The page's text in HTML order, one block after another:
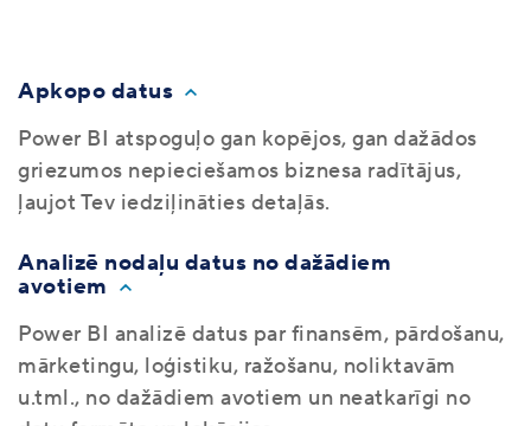
Apkopo datus
Power BI atspoguļo gan kopējos, gan dažādos
griezumos nepieciešamos biznesa radītājus,
ļaujot Tev iedziļināties detaļās.
Analizē nodaļu datus no dažādiem
avotiem
Power BI analizē datus par finansēm, pārdošanu,
mārketingu, loģistiku, ražošanu, noliktavām
u.tml., no dažādiem avotiem un neatkarīgi no